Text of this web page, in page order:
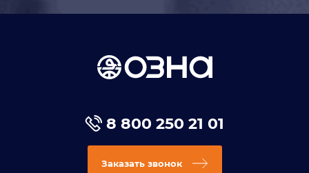
8 800 250 21 01
Заказать звонок